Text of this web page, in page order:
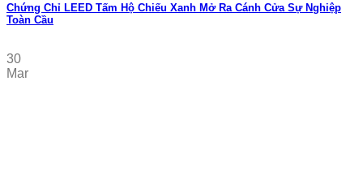
Chứng Chỉ LEED Tấm Hộ Chiếu Xanh Mở Ra Cánh Cửa Sự Nghiệp
Toàn Cầu
30
Mar